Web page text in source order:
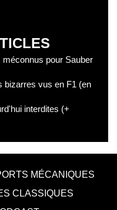
pour Sauber
bizarres vus en F1 (en
interdites (+
MÉCANIQUES
CLASSIQUES